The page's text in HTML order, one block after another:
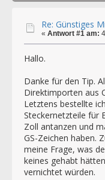
Re: Günstiges
« Antwort #1 am:
Hallo.
Danke für den Tip.
Direktimporten aus
Letztens bestellte
Steckernetzteile für
Zoll antanzen und
GS-Zeichen haben.
meine Frage, was
keines gehabt
vernichtet würden.